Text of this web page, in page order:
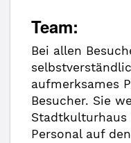
Team:
Bei allen
aufmerksames
Besucher. Sie
Stadtkulturhaus
Personal auf